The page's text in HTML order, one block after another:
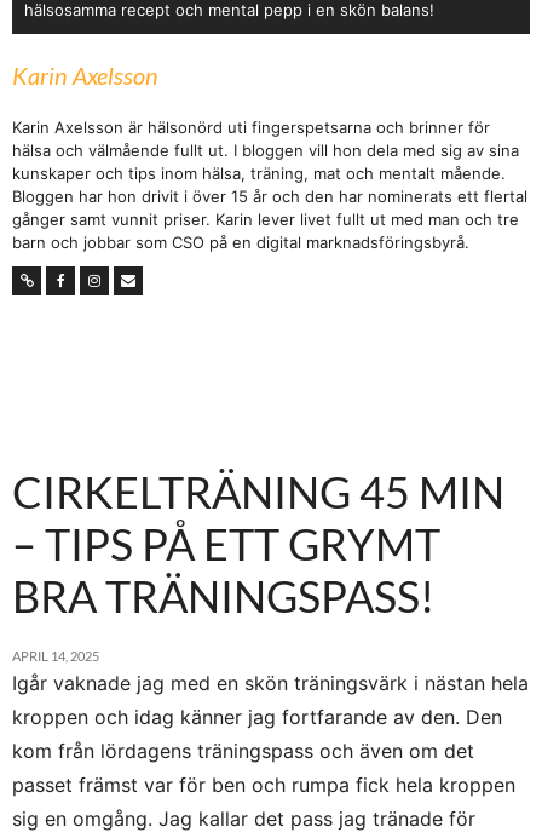
hälsosamma recept och mental pepp i en skön balans!
Karin Axelsson
Karin Axelsson är hälsonörd uti fingerspetsarna och brinner för
hälsa och välmående fullt ut. I bloggen vill hon dela med sig av sina
kunskaper och tips inom hälsa, träning, mat och mentalt mående.
Bloggen har hon drivit i över 15 år och den har nominerats ett flertal
gånger samt vunnit priser. Karin lever livet fullt ut med man och tre
barn och jobbar som CSO på en digital marknadsföringsbyrå.
CIRKELTRÄNING 45 MIN
– TIPS PÅ ETT GRYMT
BRA TRÄNINGSPASS!
APRIL 14, 2025
Igår vaknade jag med en skön träningsvärk i nästan hela
kroppen och idag känner jag fortfarande av den. Den
kom från lördagens träningspass och även om det
passet främst var för ben och rumpa fick hela kroppen
sig en omgång. Jag kallar det pass jag tränade för